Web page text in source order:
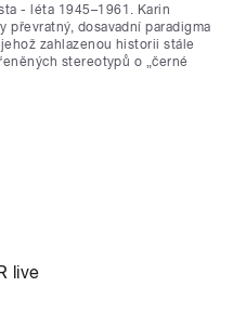
- léta 1945–1961. Karin
převratný, dosavadní paradigma
zahlazenou historii stále
stereotypů o „černé
live